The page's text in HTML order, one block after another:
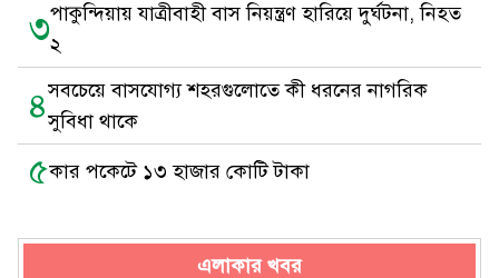
৩পাকুন্দিয়ায় যাত্রীবাহী বাস নিয়ন্ত্রণ হারিয়ে দুর্ঘটনা, নিহত
২
৪সবচেয়ে বাসযোগ্য শহরগুলোতে কী ধরনের নাগরিক
সুবিধা থাকে
৫কার পকেটে ১৩ হাজার কোটি টাকা
এলাকার খবর